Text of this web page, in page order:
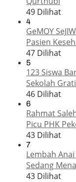
49 Dilihat
4
GeMOY
Pasien
47 Dilihat
5
123 Siswa
Sekolah
46 Dilihat
6
Rahmat
Picu PHK
43 Dilihat
7
Lembah
Sedang
43 Dilihat